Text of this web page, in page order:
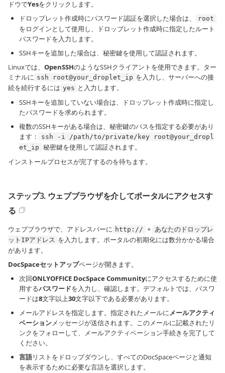
ドウでYesをクリックします。
ドロップレット作成時にパスワード認証を選択した場合は、
root
をログインとして使用し、ドロップレット作成時に指定したルート
パスワードを入力します。
SSHキーを追加した場合は、秘密鍵を使用して認証されます。
Linuxでは、 OpenSSHのようなSSHクライアントを使用できます。ター
ミナルに ssh root@your_droplet_ip を入力し、サーバーへの接
続を続行するには yes と入力します。
SSHキーを追加していない場合は、ドロップレット作成時に指定し
たパスワードを求められます。
複数のSSHキーがある場合は、秘密鍵のパスを指定する必要があり
ます：
ssh -i /path/to/private/key root@your_dropl
et_ip 秘密鍵を使用して認証されます。
インストールプロセスが完了するのを待ちます。
ステップ3. ウェブブラウザを介してポータルにアクセスす
る
ウェブブラウザで、アドレスバーに http:// + あなたのドロップレ
ットIPアドレス を入力します。ポータルの初期化には数分かかる場合
があります。
DocSpaceセットアップページが開きます。
次回ONLYOFFICE DocSpace Communityにアクセスするために使
用するパスワードを入力し、確認します。デフォルトでは、パスワ
ードは8文字以上30文字以下である必要があります。
メールアドレスを指定します。指定されたメールにメールアクティ
ベーションメッセージが送信されます。このメールに記載されたリ
ンクをフォローして、メールアクティベーション手続きを完了して
ください。
言語リストをドロップダウンし、すべてのDocSpaceページと通知
を表示するために必要な言語を選択します。